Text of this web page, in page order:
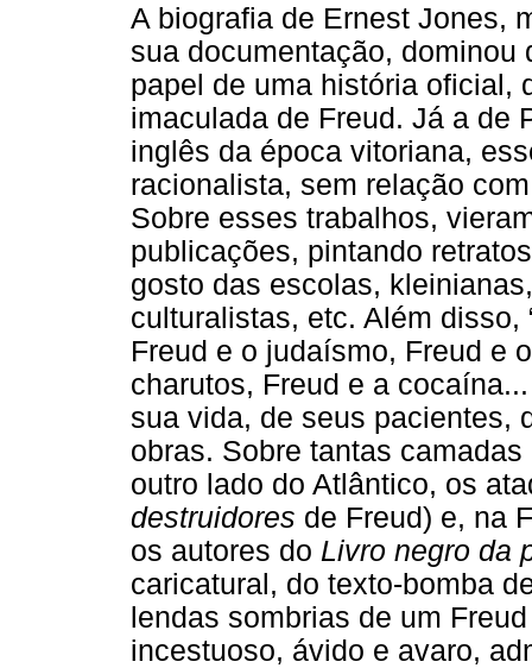
A biografia de Ernest Jones,
sua documentação, dominou
papel de uma história oficial,
imaculada de Freud. Já a de
inglês da época vitoriana,
racionalista, sem relação
Sobre esses trabalhos,
publicações, pintando
gosto das escolas,
culturalistas, etc. Além disso,
Freud e o judaísmo, Freud e
charutos, Freud e a
sua vida, de seus pacientes,
obras. Sobre tantas
outro lado do Atlântico, os
destruidores de Freud) e, na
os autores do Livro negro da
caricatural, do texto-bomba
lendas sombrias de um
incestuoso, ávido e avaro,